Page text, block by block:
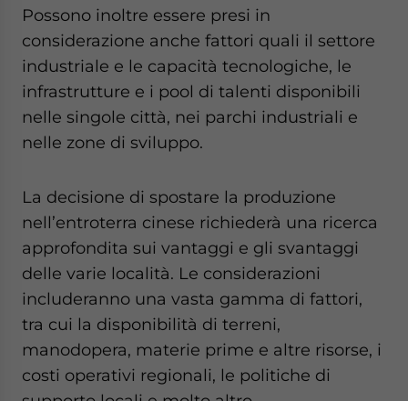
Possono inoltre essere presi in
considerazione anche fattori quali il settore
industriale e le capacità tecnologiche, le
infrastrutture e i pool di talenti disponibili
nelle singole città, nei parchi industriali e
nelle zone di sviluppo.
La decisione di spostare la produzione
nell’entroterra cinese richiederà una ricerca
approfondita sui vantaggi e gli svantaggi
delle varie località. Le considerazioni
includeranno una vasta gamma di fattori,
tra cui la disponibilità di terreni,
manodopera, materie prime e altre risorse, i
costi operativi regionali, le politiche di